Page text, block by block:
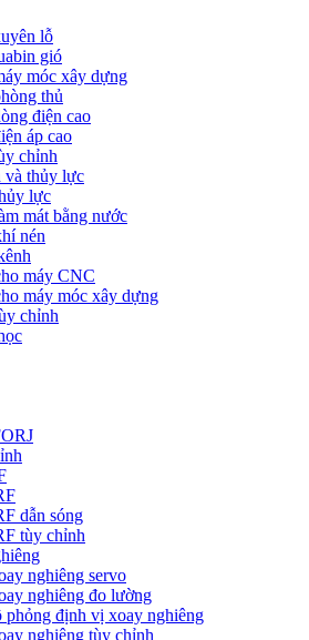
lỗ
gió
móc xây dựng
thủ
điện cao
áp cao
chỉnh
và thủy lực
lực
mát bằng nước
nén
máy CNC
máy móc xây dựng
chỉnh
dẫn sóng
tùy chỉnh
nghiêng servo
nghiêng đo lường
phỏng định vị xoay nghiêng
nghiêng tùy chỉnh